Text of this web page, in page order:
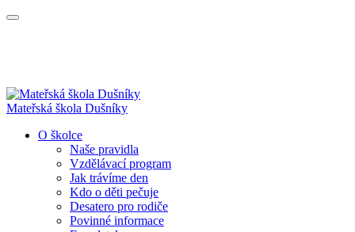
Mateřská škola Dušníky
O školce
Naše pravidla
Vzdělávací program
Jak trávíme den
Kdo o děti pečuje
Desatero pro rodiče
Povinné informace